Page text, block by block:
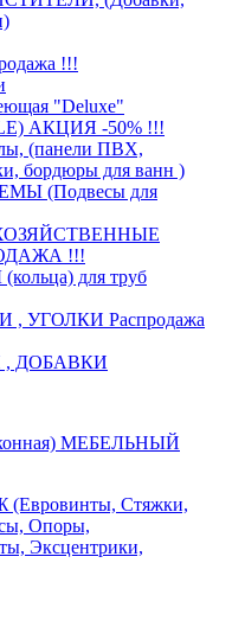
!!!
"Deluxe"
АКЦИЯ -50% !!!
(панели ПВХ,
бордюры для ванн )
(Подвесы для
!!!
для труб
Распродажа
ДОБАВКИ
МЕБЕЛЬНЫЙ
Стяжки,
Опоры,
Эксцентрики,